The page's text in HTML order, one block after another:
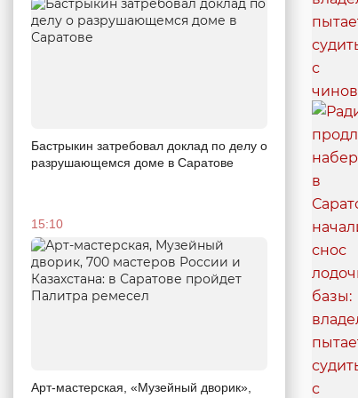
Бастрыкин затребовал доклад по делу о
разрушающемся доме в Саратове
15:10
Арт-мастерская, «Музейный дворик»,